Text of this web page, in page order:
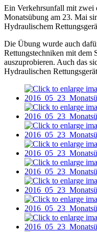
Ein Verkehrsunfall mit zwei
Monatsübung am 23. Mai
Hydraulischem
Die Übung wurde auch
Rettungstechniken mit dem
auszuprobieren. Auch das
Hydraulischen